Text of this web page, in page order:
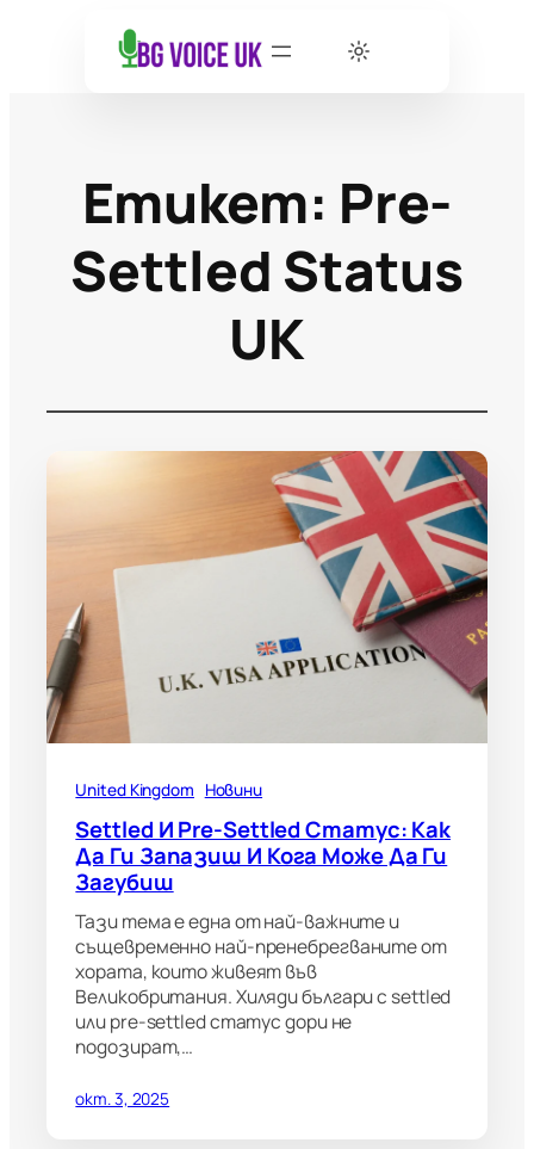
Етикет: Pre-
Settled Status
UK
United Kingdom Новини
Settled И Pre-Settled Статус: Как
Да Ги Запазиш И Кога Може Да Ги
Загубиш
Тази тема е една от най-важните и
същевременно най-пренебрегваните от
хората, които живеят във
Великобритания. Хиляди българи с settled
или pre-settled статус дори не
подозират,…
окт. 3, 2025